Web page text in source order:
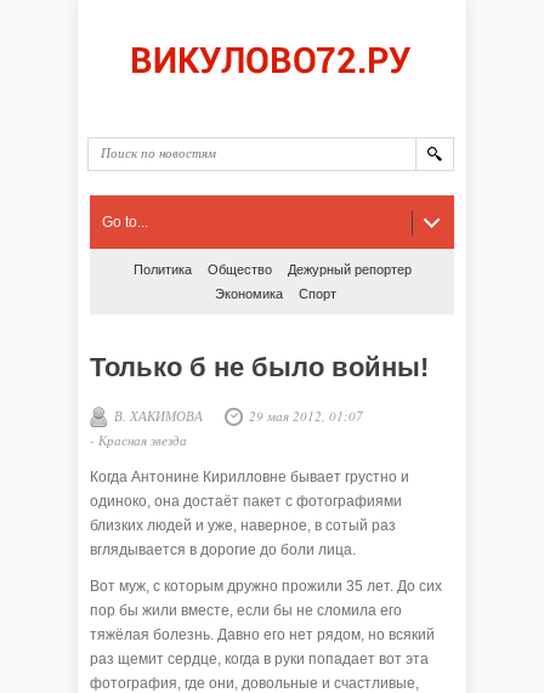
Go to...
Политика Общество
Дежурный репортер
Экономика
Спорт
Только б не было войны!
В. ХАКИМОВА
29 мая 2012, 01:07
- Красная звезда
Когда Антонине Кирилловне бывает грустно и
одиноко, она достаёт пакет с фотографиями
близких людей и уже, наверное, в сотый раз
вглядывается в дорогие до боли лица.
Вот муж, с которым дружно прожили 35 лет. До сих
пор бы жили вместе, если бы не сломила его
тяжёлая болезнь. Давно его нет рядом, но всякий
раз щемит сердце, когда в руки попадает вот эта
фотография, где они, довольные и счастливые,